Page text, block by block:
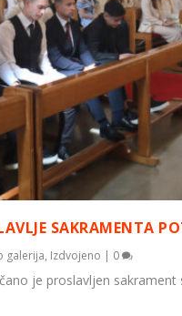
SAKRAMENTA
galerija, Izdvojeno | 0
je proslavljen sakrament